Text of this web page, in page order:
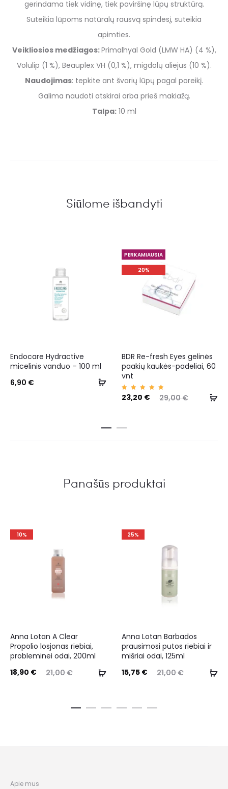
gerindama tiek vidinę, tiek paviršinę lūpų struktūrą.
Suteikia lūpoms natūralų rausvą spindesį, suteikia
apimties.
Veikliosios medžiagos:Primalhyal Gold (LMW HA) (4 %),
Volulip (1 %), Beauplex VH (0,1 %), migdolų aliejus (10 %).
Naudojimas: tepkite ant švarių lūpų pagal poreikį.
Galima naudoti atskirai arba prieš makiažą.
Talpa:10 ml
Siūlome išbandyti
Endocare Hydractive
micelinis vanduo – 100 ml
6,90 €
PERKAMIAUSIA
20%
BDR Re-fresh Eyes gelinės
paakių kaukės-padeliai, 60
vnt
Įvertin
imas:
29,00€
23,20 €
Panašūs produktai
10%
Anna Lotan A Clear
Propolio losjonas riebiai,
probleminei odai, 200ml
21,00€
18,90 €
25%
Anna Lotan Barbados
prausimosi putos riebiai ir
mišriai odai, 125ml
21,00€
15,75 €
Apie mus